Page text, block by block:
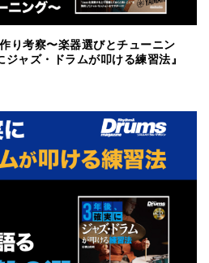
り考察〜楽器選びとチューニン
ャズ・ドラムが叩ける練習法』